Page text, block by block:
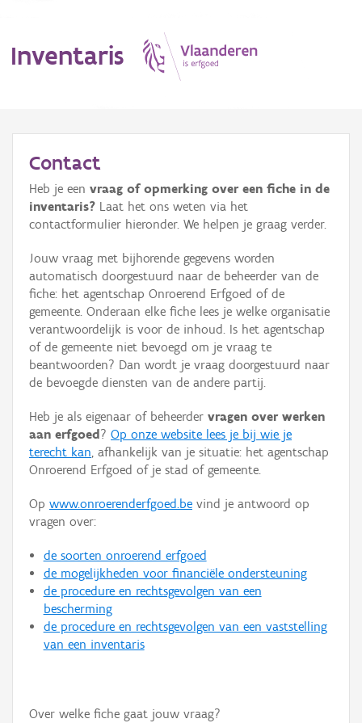
Inventaris
Erfgoedobject
Aanduidingsobject
Waarneming
Thema
Gebeurtenis
Persoon of collectief
Hergebruik
Aanmelden
Contact
Heb je een vraag of opmerking over een fiche in de
inventaris? Laat het ons weten via het
contactformulier hieronder. We helpen je graag verder.
Jouw vraag met bijhorende gegevens worden
automatisch doorgestuurd naar de beheerder van de
fiche: het agentschap Onroerend Erfgoed of de
gemeente. Onderaan elke fiche lees je welke organisatie
verantwoordelijk is voor de inhoud. Is het agentschap
of de gemeente niet bevoegd om je vraag te
beantwoorden? Dan wordt je vraag doorgestuurd naar
de bevoegde diensten van de andere partij.
Heb je als eigenaar of beheerder vragen over werken
aan erfgoed ? Op onze website lees je bij wie je
terecht kan, afhankelijk van je situatie: het agentschap
Onroerend Erfgoed of je stad of gemeente.
Op www.onroerenderfgoed.be vind je antwoord op
vragen over:
de soorten onroerend erfgoed
de mogelijkheden voor financiële ondersteuning
de procedure en rechtsgevolgen van een
bescherming
de procedure en rechtsgevolgen van een vaststelling
van een inventaris
Over welke fiche gaat jouw vraag?